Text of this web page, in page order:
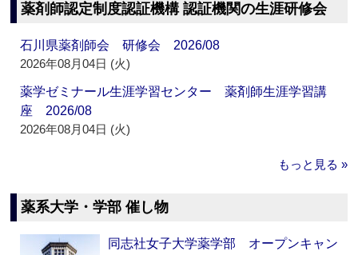
薬剤師認定制度認証機構 認証機関の生涯研修会
石川県薬剤師会 研修会 2026/08
2026年08月04日 (火)
薬学ゼミナール生涯学習センター 薬剤師生涯学習講
座 2026/08
2026年08月04日 (火)
もっと見る »
薬系大学・学部 催し物
同志社女子大学薬学部 オープンキャン